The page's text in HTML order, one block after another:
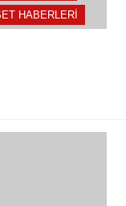
HABERLERI